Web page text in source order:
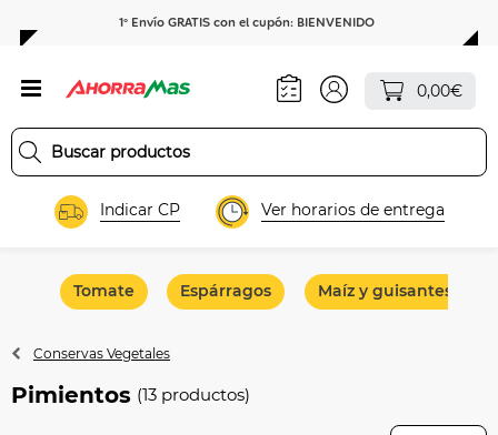
1º Envío GRATIS con el cupón: BIENVENIDO
0,00€
Indicar CP Ver horarios de entrega
Tomate Espárragos Maíz y guisantes
Conservas Vegetales
Pimientos (13 productos)